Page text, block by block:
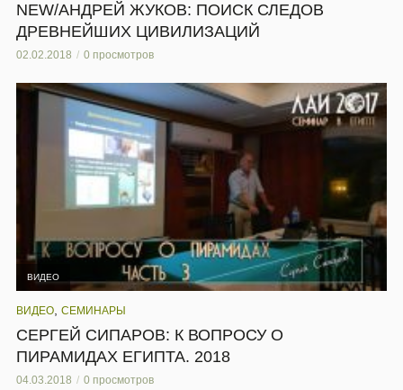
NEW/АНДРЕЙ ЖУКОВ: ПОИСК СЛЕДОВ
ДРЕВНЕЙШИХ ЦИВИЛИЗАЦИЙ
02.02.2018 0 просмотров
ВИДЕО
ВИДЕО СЕМИНАРЫ
СЕРГЕЙ СИПАРОВ: К ВОПРОСУ О
ПИРАМИДАХ ЕГИПТА. 2018
04.03.2018 0 просмотров